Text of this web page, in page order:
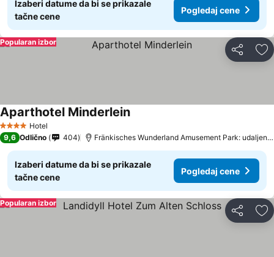
Izaberi datume da bi se prikazale
tačne cene
Pogledaj cene
Deli
Popularan izbor
4 ZvezdiceHotel
Aparthotel Minderlein
9,6 Odlično 404 Fränkisches Wunderland Amusement Park: udaljenost 13.7 km
Izaberi datume da bi se prikazale
tačne cene
Pogledaj cene
Deli
Popularan izbor